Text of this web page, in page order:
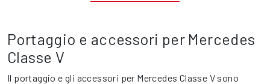
Portaggio e accessori per Mercedes
Classe V
Il portaggio e gli accessori per Mercedes Classe V sono